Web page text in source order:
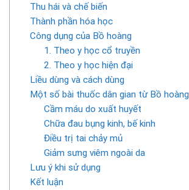
Thu hái và chế biến
Thành phần hóa học
Công dụng của Bồ hoàng
1. Theo y học cổ truyền
2. Theo y học hiện đại
Liều dùng và cách dùng
Một số bài thuốc dân gian từ Bồ hoàng
Cầm máu do xuất huyết
Chữa đau bụng kinh, bế kinh
Điều trị tai chảy mủ
Giảm sưng viêm ngoài da
Lưu ý khi sử dụng
Kết luận